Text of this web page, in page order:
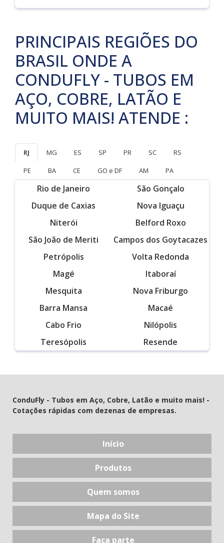
PRINCIPAIS REGIÕES DO
BRASIL ONDE A
CONDUFLY - TUBOS EM
AÇO, COBRE, LATÃO E
MUITO MAIS! ATENDE :
RJ MG ES SP PR SC
RS
PE
BA CE GO e DF AM PA
Rio de Janeiro
São Gonçalo
Duque de Caxias
Nova Iguaçu
Niterói
Belford Roxo
São João de Meriti
Campos dos Goytacazes
Petrópolis
Volta Redonda
Magé
Itaboraí
Mesquita
Nova Friburgo
Barra Mansa
Macaé
Cabo Frio
Nilópolis
Teresópolis
Resende
ConduFly - Tubos em Aço, Cobre, Latão e muito mais! -
Cotações rápidas com dezenas de empresas.
Início
Produtos
Quem somos
Mapa do Site
Faça parte